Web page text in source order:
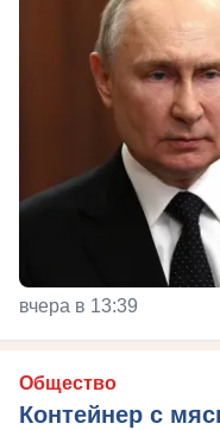
вчера в 13:39
Общество
Контейнер с